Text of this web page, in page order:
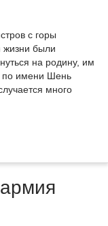
с горы
жизни были
на родину, им
по имени Шень
много